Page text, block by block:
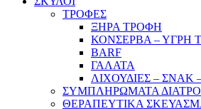
ΤΡΟΦΕΣ
ΞΗΡΑ ΤΡΟΦΗ
ΚΟΝΣΕΡΒΑ – ΥΓΡΗ
BARF
ΓΑΛΑΤΑ
ΛΙΧΟΥΔΙΕΣ –
ΣΥΜΠΛΗΡΩΜΑΤΑ
ΘΕΡΑΠΕΥΤΙΚΑ